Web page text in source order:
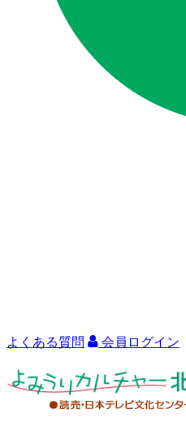
よくある質問 会員ログイン